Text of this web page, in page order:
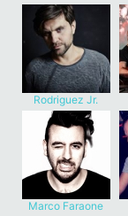
Rodriguez Jr.
Marco Faraone